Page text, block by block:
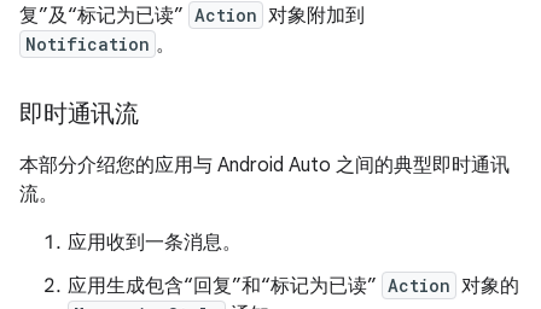
复”及“标记为已读” Action 对象附加到
Notification 。
即时通讯流
本部分介绍您的应用与 Android Auto 之间的典型即时通讯
流。
应用收到一条消息。
应用生成包含“回复”和“标记为已读” Action 对象的